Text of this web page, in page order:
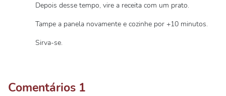
Depois desse tempo, vire a receita com um prato.
Tampe a panela novamente e cozinhe por +10 minutos.
Sirva-se.
Comentários 1